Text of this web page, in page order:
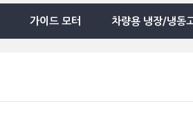
가이드 모터 차량용 냉장/냉동